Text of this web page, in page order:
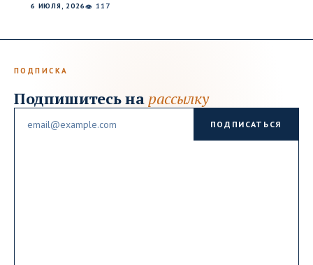
6 ИЮЛЯ, 2026👁 117
ПОДПИСКА
Подпишитесь на рассылку
ПОДПИСАТЬСЯ